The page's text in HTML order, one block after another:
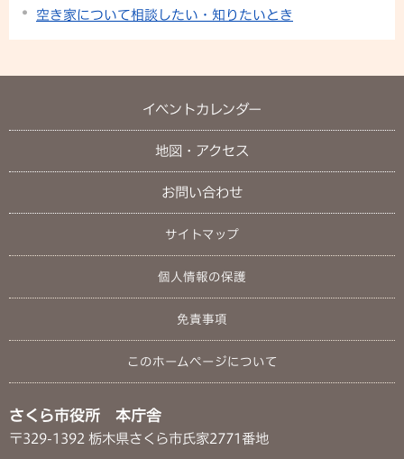
空き家について相談したい・知りたいとき
イベントカレンダー
地図・アクセス
お問い合わせ
サイトマップ
個人情報の保護
免責事項
このホームページについて
さくら市役所 本庁舎
〒329-1392 栃木県さくら市氏家2771番地